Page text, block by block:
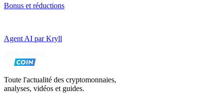
Bonus et réductions
Agent AI par Kryll
Toute l'actualité des cryptomonnaies,
analyses, vidéos et guides.